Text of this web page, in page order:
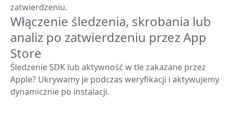
zatwierdzeniu.
Włączenie śledzenia, skrobania lub
analiz po zatwierdzeniu przez App
Store
Śledzenie SDK lub aktywność w tle zakazane przez
Apple? Ukrywamy je podczas weryfikacji i aktywujemy
dynamicznie po instalacji.